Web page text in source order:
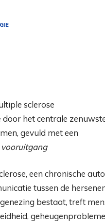
het centrale
gevuld met een
vooruitgang
een chronische
tussen de
bestaat, treft